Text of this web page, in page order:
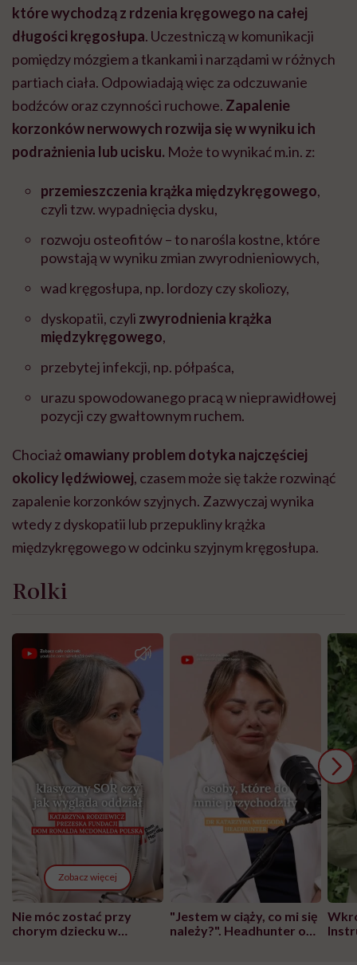
które wychodzą z rdzenia kręgowego na całej
długości kręgosłupa. Uczestniczą w komunikacji
pomiędzy mózgiem a tkankami i narządami w różnych
partiach ciała. Odpowiadają więc za odczuwanie
bodźców oraz czynności ruchowe. Zapalenie
korzonków nerwowych rozwija się w wyniku ich
podrażnienia lub ucisku. Może to wynikać m.in. z:
przemieszczenia krążka międzykręgowego,
czyli tzw. wypadnięcia dysku,
rozwoju osteofitów – to narośla kostne, które
powstają w wyniku zmian zwyrodnieniowych,
wad kręgosłupa, np. lordozy czy skoliozy,
dyskopatii, czyli zwyrodnienia krążka
międzykręgowego,
przebytej infekcji, np. półpaśca,
urazu spowodowanego pracą w nieprawidłowej
pozycji czy gwałtownym ruchem.
Chociażomawiany problem dotyka najczęściej
okolicy lędźwiowej, czasem może się także rozwinąć
zapalenie korzonków szyjnych. Zazwyczaj wynika
wtedy z dyskopatii lub przepukliny krążka
międzykręgowego w odcinku szyjnym kręgosłupa.
Rolki
Zobacz więcej
Nie móc zostać przy
chorym dziecku w
"Jestem w ciąży, co mi się
należy?". Headhunter o